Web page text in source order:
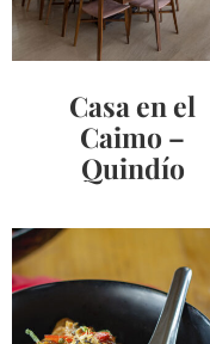
Casa en el
Caimo –
Quindío